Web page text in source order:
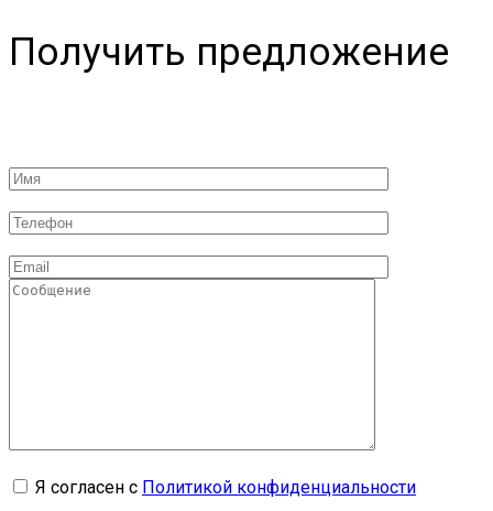
Получить предложение
Я согласен с Политикой конфиденциальности